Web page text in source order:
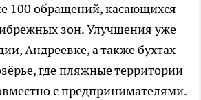
100 обращений, касающихся
зон. Улучшения уже
Андреевке, а также бухтах
где пляжные территории
с предпринимателями.